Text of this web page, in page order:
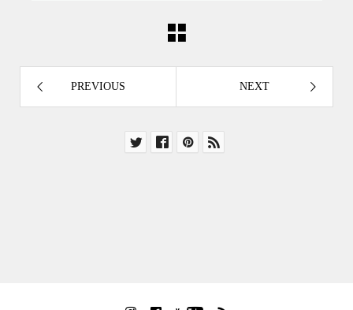
PREVIOUS NEXT